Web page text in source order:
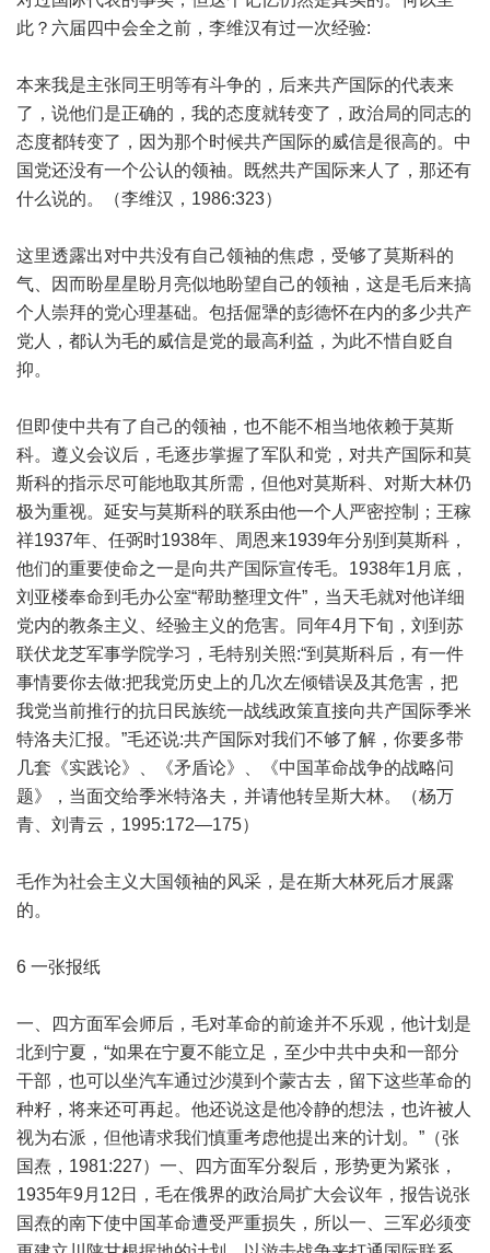
此？六届四中会全之前，李维汉有过一次经验:
本来我是主张同王明等有斗争的，后来共产国际的代表来
了，说他们是正确的，我的态度就转变了，政治局的同志的
态度都转变了，因为那个时候共产国际的威信是很高的。中
国党还没有一个公认的领袖。既然共产国际来人了，那还有
什么说的。（李维汉，1986:323）
这里透露出对中共没有自己领袖的焦虑，受够了莫斯科的
气、因而盼星星盼月亮似地盼望自己的领袖，这是毛后来搞
个人崇拜的党心理基础。包括倔犟的彭德怀在内的多少共产
党人，都认为毛的威信是党的最高利益，为此不惜自贬自
抑。
但即使中共有了自己的领袖，也不能不相当地依赖于莫斯
科。遵义会议后，毛逐步掌握了军队和党，对共产国际和莫
斯科的指示尽可能地取其所需，但他对莫斯科、对斯大林仍
极为重视。延安与莫斯科的联系由他一个人严密控制；王稼
祥1937年、任弼时1938年、周恩来1939年分别到莫斯科，
他们的重要使命之一是向共产国际宣传毛。1938年1月底，
刘亚楼奉命到毛办公室“帮助整理文件”，当天毛就对他详细
党内的教条主义、经验主义的危害。同年4月下旬，刘到苏
联伏龙芝军事学院学习，毛特别关照:“到莫斯科后，有一件
事情要你去做:把我党历史上的几次左倾错误及其危害，把
我党当前推行的抗日民族统一战线政策直接向共产国际季米
特洛夫汇报。”毛还说:共产国际对我们不够了解，你要多带
几套《实践论》、《矛盾论》、《中国革命战争的战略问
题》，当面交给季米特洛夫，并请他转呈斯大林。（杨万
青、刘青云，1995:172—175）
毛作为社会主义大国领袖的风采，是在斯大林死后才展露
的。
6 一张报纸
一、四方面军会师后，毛对革命的前途并不乐观，他计划是
北到宁夏，“如果在宁夏不能立足，至少中共中央和一部分
干部，也可以坐汽车通过沙漠到个蒙古去，留下这些革命的
种籽，将来还可再起。他还说这是他冷静的想法，也许被人
视为右派，但他请求我们慎重考虑他提出来的计划。”（张
国焘，1981:227）一、四方面军分裂后，形势更为紧张，
1935年9月12日，毛在俄界的政治局扩大会议年，报告说张
国焘的南下使中国革命遭受严重损失，所以一、三军必须变